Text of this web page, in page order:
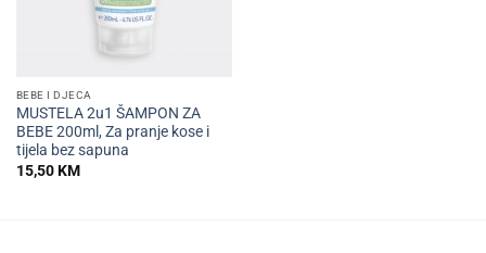
BEBE I DJECA
MUSTELA 2u1 ŠAMPON ZA
BEBE 200ml, Za pranje kose i
tijela bez sapuna
15,50KM